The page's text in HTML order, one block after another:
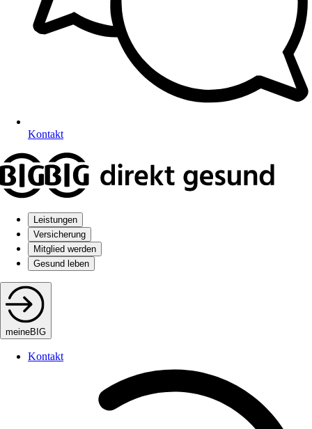
Kontakt
Leistungen
Versicherung
Mitglied werden
Gesund leben
meineBIG
Kontakt